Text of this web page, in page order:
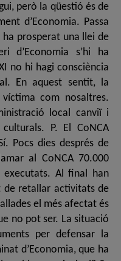
però la qüestió és de
d’Economia. Passa
prosperat una llei de
d’Economia s’hi ha
no hi hagi consciència
En aquest sentit, la
com nosaltres.
local canviï i
P. El CoNCA
Pocs dies després de
al CoNCA 70.000
Al final han
de retallar activitats de
el més afectat és
no pot ser. La situació
per defensar la
d’Economia, que ha